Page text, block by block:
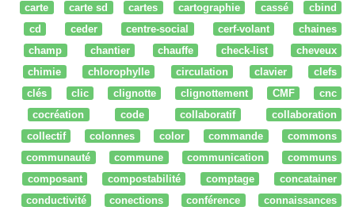
carte
carte sd cartes cartographie cassé
cbind
cd
ceder centre-social cerf-volant
chaines
champ
chantier chauffe check-list
cheveux
chimie
chlorophylle circulation clavier
clefs
clés
clic clignotte clignottement CMF
cnc
cocréation
code collaboratif
collaboration
collectif
colonnes color commande
commons
communauté
commune communication
communs
composant
compostabilité comptage
concatainer
conductivité
conections conférence
connaissances